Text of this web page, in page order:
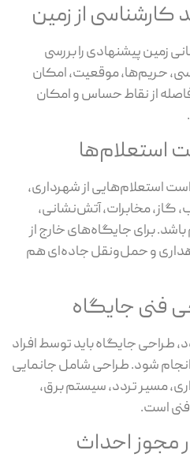
از زمین
پیشنهادی را بررسی
حریم‌ها، موقعیت، امکان
از نقاط حساس و امکان
از شهرداری،
مخابرات، آتش‌نشانی،
برای جایگاه‌های خارج از
و حمل‌ونقل جاده‌ای هم
جایگاه
جایگاه باید توسط افراد
شود. طراحی شامل جانمایی
تردد، سیستم برق،
است.
احداث